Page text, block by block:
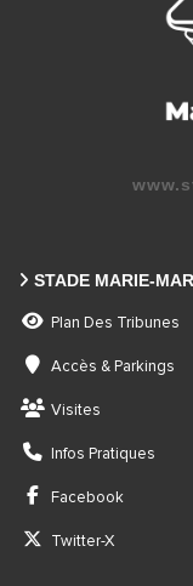
STADE MARIE-
Plan Des Tribunes
Accès & Parkings
Visites
Infos Pratiques
Facebook
Twitter-X